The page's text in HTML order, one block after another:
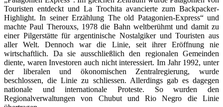
Touristen entdeckt und La Trochita avancierte zum Backpacker-
Highlight. In seiner Erzählung The old Patagonien-Express“ und
machte Paul Therouxs, 1978 die Bahn weltberühmt und damit zu
einer Pilgerstätte für argentinische Nostalgiker und Touristen aus
aller Welt. Dennoch war die Linie, seit ihrer Eröffnung nie
wirtschaftlich. Da sie ausschließlich den regionalen Gemeinden
diente, waren Investoren auch nicht interessiert. Im Jahr 1992, unter
der liberalen und ökonomischen Zentralregierung, wurde
beschlossen, die Linie zu schliessen. Allerdings gab es dagegen
nationale und internationale Proteste. So wurden den
Regionalverwaltungen von Chubut und Rio Negro die Linie